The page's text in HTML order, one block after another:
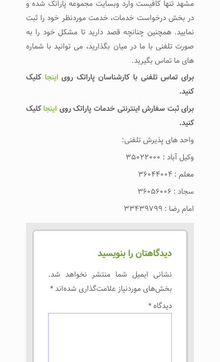
مشهد تنها کافیست وارد وبسایت مجموعه پاراتک شده و
در بخش درخواست خدمات، خدمت موردنظر خود را ثبت
نمایید. همچنین چنانچه قصد دارید تا مشکل خود را به
صورت تلفنی با ما در میان بگذارید، می توانید با شماره
های ما تماس بگیرید.
برای تماس تلفنی با کارشناسان پاراتک روی اینجا کلیک
کنید.
برای ثبت سفارش اینترنتی خدمات پاراتک روی اینجا کلیک
کنید.
واحد های پذیرش تلفنی:
وکیل آباد : ۳۵۰۲۲۰۰۰
معلم : ۳۶۰۴۴۰۰۴
سجاد : ۳۶۰۵۶۰۰۶
امام رضا : ۳۳۴۳۹۷۹۹
دیدگاهتان را بنویسید
نشانی ایمیل شما منتشر نخواهد شد.
بخش‌های موردنیاز علامت‌گذاری شده‌اند*
دیدگاه*